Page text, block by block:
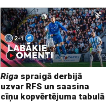
Riga spraigā derbijā
uzvar RFS un saasina
cīņu kopvērtējuma tabulā